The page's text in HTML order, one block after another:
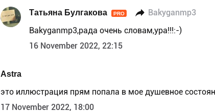
Татьяна Булгакова PRO Bakyganmp3
Bakyganmp3,рада очень словам,ура!!!:-)
16 November 2022, 22:15
Astra
это иллюстрация прям попала в мое душевное
17 November 2022, 18:00